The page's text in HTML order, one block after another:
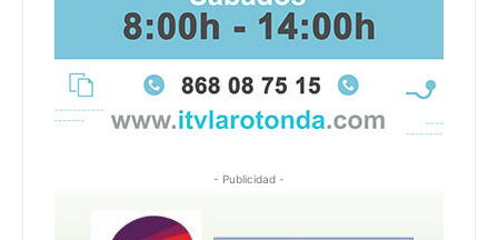
- Publicidad -